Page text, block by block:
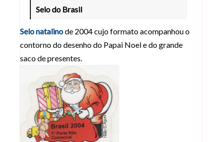
Selo do Brasil
Selo natalinode 2004 cujo formato acompanhou o
contorno do desenho do Papai Noel e do grande
saco de presentes.